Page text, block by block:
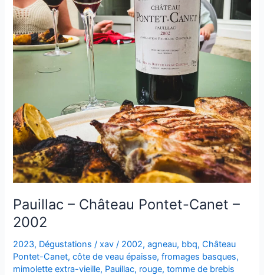
Pauillac – Château Pontet-Canet –
2002
2023, Dégustations /xav/ 2002,agneau, bbq,Château
Pontet-Canet,côte de veau épaisse,fromages basques,
mimolette extra-vieille, Pauillac, rouge,tomme de brebis